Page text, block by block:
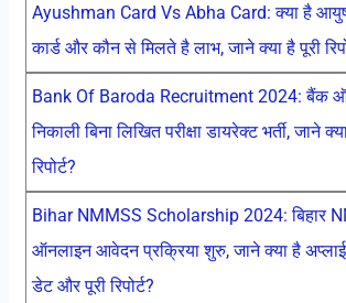
Ayushman Card Vs Abha Card: क्या है
कार्ड और कौन से मिलते है लाभ, जाने क्या है पूरी
Bank Of Baroda Recruitment 2024: बैंक
निकाली बिना लिखित परीक्षा डायरेक्ट भर्ती, जाने
रिपोर्ट?
Bihar NMMSS Scholarship 2024: बिहार
ऑनलाइन आवेदन प्रक्रिया शुरु, जाने क्या है
डेट और पूरी रिपोर्ट?